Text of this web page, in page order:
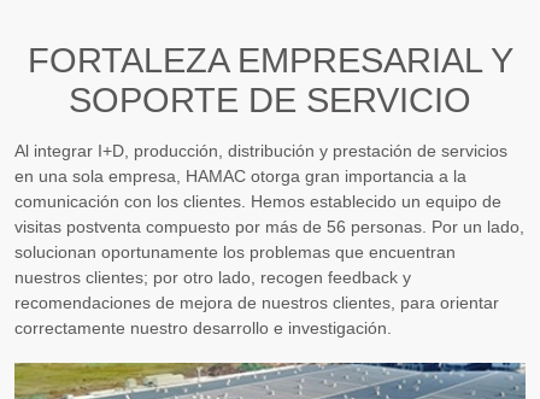
FORTALEZA EMPRESARIAL Y
SOPORTE DE SERVICIO
Al integrar I+D, producción, distribución y prestación de servicios
en una sola empresa, HAMAC otorga gran importancia a la
comunicación con los clientes. Hemos establecido un equipo de
visitas postventa compuesto por más de 56 personas. Por un lado,
solucionan oportunamente los problemas que encuentran
nuestros clientes; por otro lado, recogen feedback y
recomendaciones de mejora de nuestros clientes, para orientar
correctamente nuestro desarrollo e investigación.